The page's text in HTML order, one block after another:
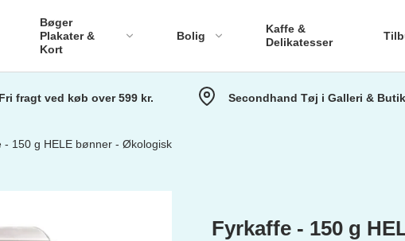
Bøger
Plakater &
Kort
A3 Plakater Koustrup & Co
Bolig
& Håndklæder Bakker & boligindretning
Kaffe &
Delikatesser
Fri fragt ved køb over 599 kr. Secondhand Tøj i Galleri & Butik
- 150 g HELE bønner - Økologisk
Fyrkaffe - 150 g